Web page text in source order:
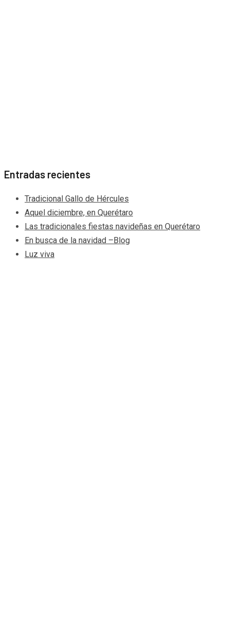
Entradas recientes
Tradicional Gallo de Hércules
Aquel diciembre, en Querétaro
Las tradicionales fiestas navideñas en Querétaro
En busca de la navidad –Blog
Luz viva